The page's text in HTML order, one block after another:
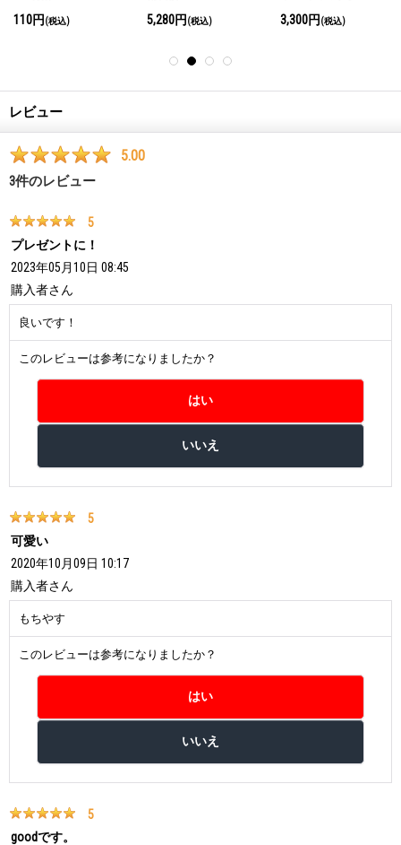
110円 (税込)
5,280円 (税込)
3,300円 (税込)
レビュー
5.00
3件のレビュー
5
プレゼントに！
2023年05月10日 08:45
購入者さん
良いです！
このレビューは参考になりましたか？
5
可愛い
2020年10月09日 10:17
購入者さん
もちやす
このレビューは参考になりましたか？
5
goodです。